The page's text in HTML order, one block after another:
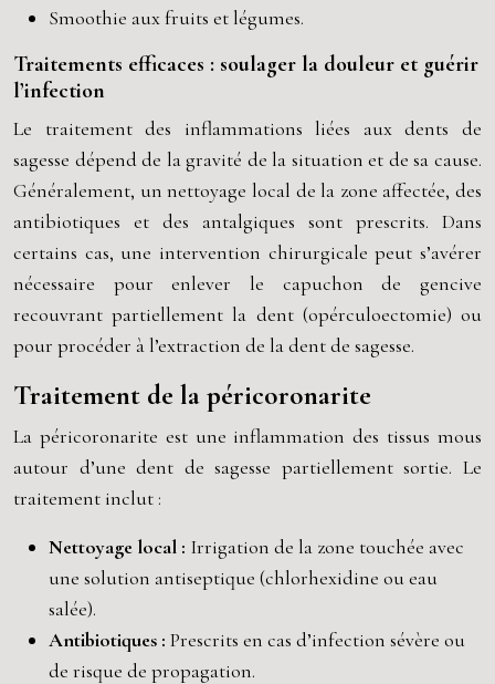
Smoothie aux fruits et légumes.
Traitements efficaces : soulager la douleur et guérir
l’infection
Le traitement des inflammations liées aux dents de
sagesse dépend de la gravité de la situation et de sa cause.
Généralement, un nettoyage local de la zone affectée, des
antibiotiques et des antalgiques sont prescrits. Dans
certains cas, une intervention chirurgicale peut s’avérer
nécessaire pour enlever le capuchon de gencive
recouvrant partiellement la dent (opérculoectomie) ou
pour procéder à l’extraction de la dent de sagesse.
Traitement de la péricoronarite
La péricoronarite est une inflammation des tissus mous
autour d’une dent de sagesse partiellement sortie. Le
traitement inclut :
Nettoyage local : Irrigation de la zone touchée avec
une solution antiseptique (chlorhexidine ou eau
salée).
Antibiotiques : Prescrits en cas d’infection sévère ou
de risque de propagation.